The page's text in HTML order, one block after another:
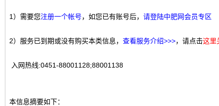
1）需要您注册一个帐号，如您已有账号后， 请登陆中肥网会员专区
2）服务已到期或没有购买本类信息， 查看服务介绍>>>，请点击这里
入网热线:0451-88001128;88001138
本信息摘要如下：